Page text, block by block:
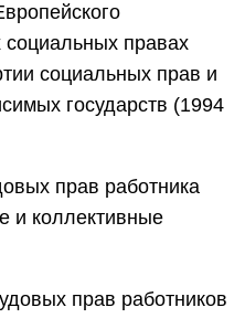
правах
социальных прав и
государств (1994
прав работника
и коллективные
прав работников